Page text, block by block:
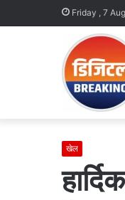
Friday , 7
खेल